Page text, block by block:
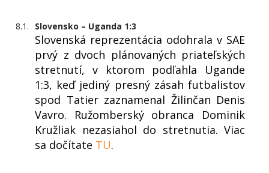
8.1. Slovensko – Uganda 1:3
Slovenská reprezentácia odohrala v SAE
prvý z dvoch plánovaných priateľských
stretnutí, v ktorom podľahla Ugande
1:3, keď jediný presný zásah futbalistov
spod Tatier zaznamenal Žilinčan Denis
Vavro. Ružomberský obranca Dominik
Kružliak nezasiahol do stretnutia. Viac
sa dočítate TU.